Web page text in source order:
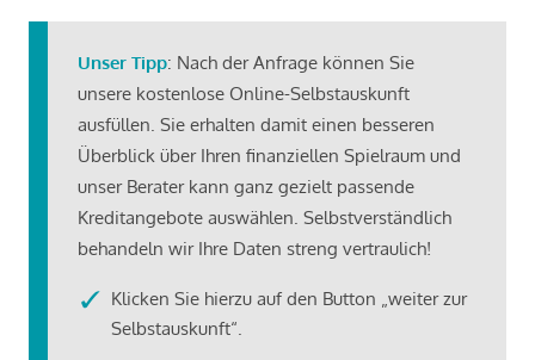
Unser Tipp: Nach der Anfrage können Sie
unsere kostenlose Online-Selbstauskunft
ausfüllen. Sie erhalten damit einen besseren
Überblick über Ihren finanziellen Spielraum und
unser Berater kann ganz gezielt passende
Kreditangebote auswählen. Selbstverständlich
behandeln wir Ihre Daten streng vertraulich!
Klicken Sie hierzu auf den Button „weiter zur
Selbstauskunft“.